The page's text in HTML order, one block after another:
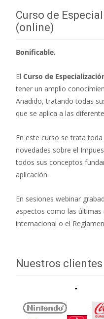
Curso de
(online)
Bonificable.
El Curso de
tener un amplio
Añadido, tratando todas
que se aplica a las
En este curso se trata
novedades sobre el
todos sus conceptos
aplicación.
En sesiones webinar
aspectos como las últimas
internacional o el
Nuestros clientes